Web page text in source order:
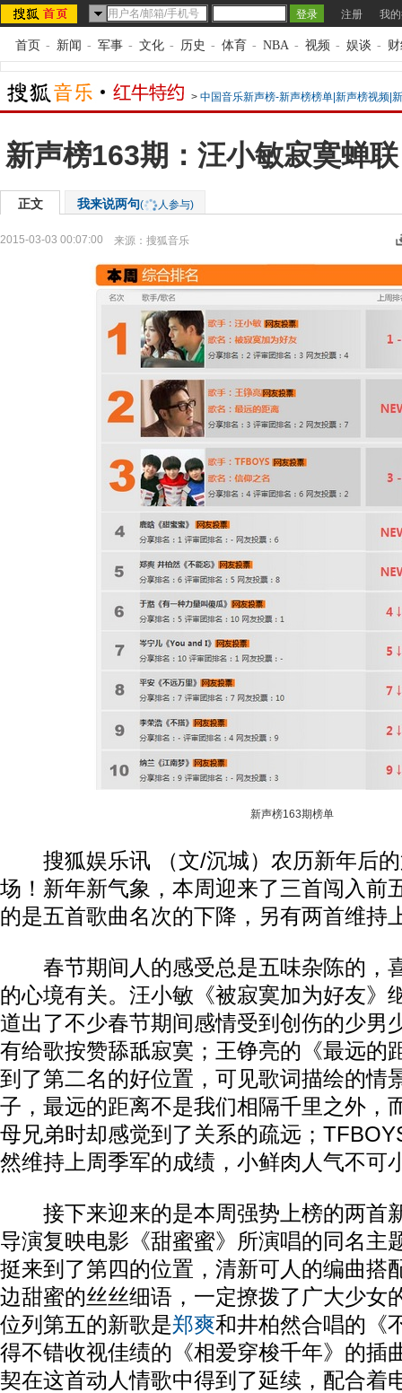
注册 我
首页 - 新闻 - 军事 - 文化 - 历史 - 体育 - NBA - 视频 - 娱谈 -
> 中国音乐新声榜-新声榜榜单|新声榜视频|
新声榜163期：汪小敏寂寞蝉
正文 我来说两句( 人参与)
2015-03-03 00:07:00 来源： 搜狐音乐
新声榜163期榜单
搜狐娱乐讯 （文/沉城）农历新年后的
场！新年新气象，本周迎来了三首闯入前
的是五首歌曲名次的下降，另有两首维持
春节期间人的感受总是五味杂陈的，
的心境有关。汪小敏《被寂寞加为好友》
道出了不少春节期间感情受到创伤的少男
有给歌按赞舔舐寂寞；王铮亮的《最远的
到了第二名的好位置，可见歌词描绘的情
子，最远的距离不是我们相隔千里之外，
母兄弟时却感觉到了关系的疏远；
然维持上周季军的成绩，小鲜肉人气不可
接下来迎来的是本周强势上榜的两首
导演复映电影《甜蜜蜜》所演唱的同名主
挺来到了第四的位置，清新可人的编曲搭
边甜蜜的丝丝细语，一定撩拨了广大少女
位列第五的新歌是郑爽和井柏然合唱的《
得不错收视佳绩的《相爱穿梭千年》的插
契在这首动人情歌中得到了延续，配合着